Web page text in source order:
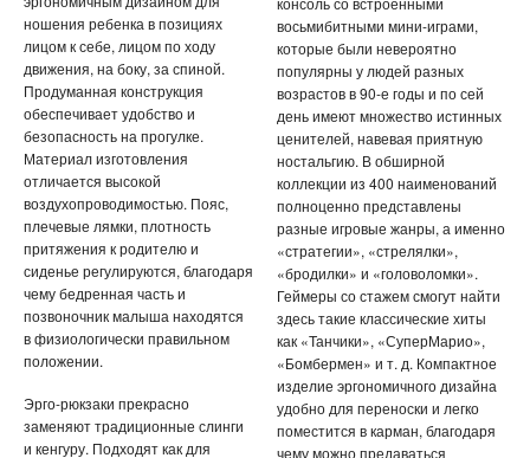
ГАДЖЕТЫ
ДЕТСКИЕ ЧАСЫ С GPS
УМНЫЕ ЧАСЫ SMART WATCH
POWER BANK (ПОВЕР БАНК)
МИНИ КАМЕРЫ
АКСЕССУАРЫ ДЛЯ ТЕЛЕФОНОВ
ПОРТАТИВНЫЕ КОЛОНКИ
НАУШНИКИ
ношения ребенка в позициях
лицом к себе, лицом по ходу
движения, на боку, за спиной.
Продуманная конструкция
обеспечивает удобство и
безопасность на прогулке.
Материал изготовления
отличается высокой
воздухопроводимостью. Пояс,
плечевые лямки, плотность
притяжения к родителю и
сиденье регулируются, благодаря
чему бедренная часть и
позвоночник малыша находятся
в физиологически правильном
положении.
Эрго-рюкзаки прекрасно
заменяют традиционные слинги
и кенгуру. Подходят как для
восьмибитными мини-играми,
которые были невероятно
популярны у людей разных
возрастов в 90-е годы и по сей
день имеют множество истинных
ценителей, навевая приятную
ностальгию. В обширной
коллекции из 400 наименований
полноценно представлены
разные игровые жанры, а именно
«стратегии», «стрелялки»,
«бродилки» и «головоломки».
Геймеры со стажем смогут найти
здесь такие классические хиты
как «Танчики», «СуперМарио»,
«Бомбермен» и т. д. Компактное
изделие эргономичного дизайна
удобно для переноски и легко
поместится в карман, благодаря
чему можно предаваться